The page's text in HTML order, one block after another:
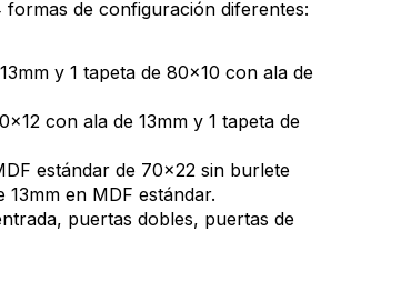
de configuración diferentes:
y 1 tapeta de 80x10 con ala de
con ala de 13mm y 1 tapeta de
estándar de 70x22 sin burlete
en MDF estándar.
puertas dobles, puertas de